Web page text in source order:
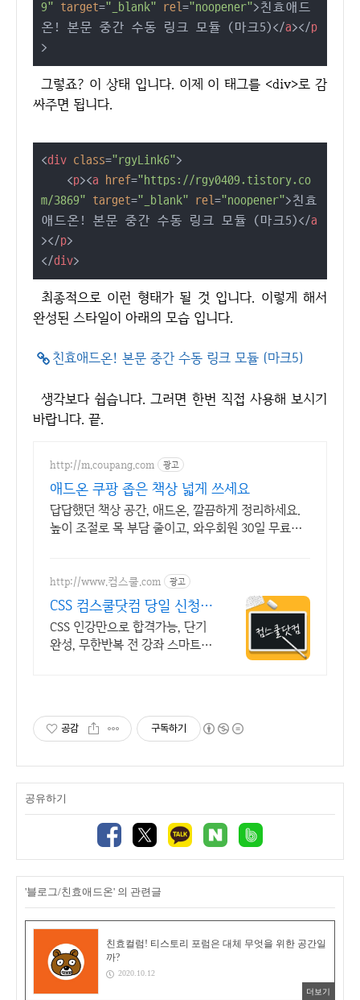
9" target="_blank" rel="noopener">친효애드
온! 본문 중간 수동 링크 모듈 (마크5)</a></p
>
그렇죠? 이 상태 입니다. 이제 이 태그를 <div>로 감
싸주면 됩니다.
<div class="rgyLink6">
<p><a href="https://rgy0409.tistory.co
m/3869" target="_blank" rel="noopener">친효
애드온! 본문 중간 수동 링크 모듈 (마크5)</a
></p>
</div>
최종적으로 이런 형태가 될 것 입니다. 이렇게 해서
완성된 스타일이 아래의 모습 입니다.
친효애드온! 본문 중간 수동 링크 모듈 (마크5)
생각보다 쉽습니다. 그러면 한번 직접 사용해 보시기
바랍니다. 끝.
http://m.coupang.com 광고
애드온 쿠팡 좁은 책상 넓게 쓰세요
답답했던 책상 공간, 애드온, 깔끔하게 정리하세요.
높이 조절로 목 부담 줄이고, 와우회원 30일 무료반
http://www.컴스쿨.com 광고
CSS 컴스쿨닷컴 당일 신청&
결제시 기프티콘!
CSS 인강만으로 합격가능, 단기
완성, 무한반복 전 강좌 스마트폰
공감 구독하기
공유하기
'블로그/친효애드온' 의 관련글
친효컬럼! 티스토리 포럼은 대체 무엇을 위한 공간일
까?
2020.10.12
더보기